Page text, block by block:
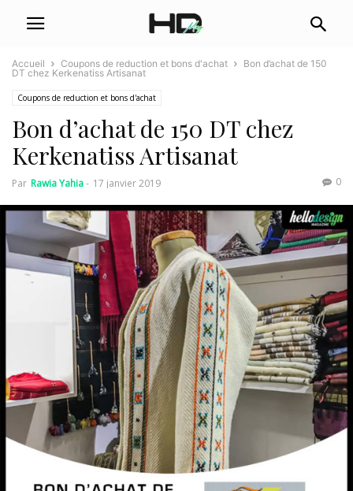
Accueil Coupons de reduction et bons d'achat
Bon d’achat de 150
DT chez Kerkenatiss Artisanat
Coupons de reduction et bons d'achat
Bon d’achat de 150 DT chez
Kerkenatiss Artisanat
Par Rawia Yahia- 17 janvier 2019 0